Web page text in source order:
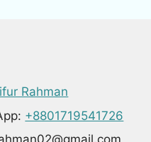
Rahman
+8801719541726